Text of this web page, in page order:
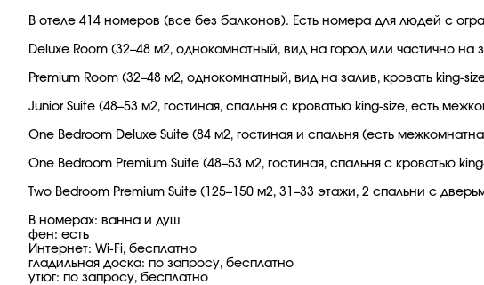
В отеле 414 номеров (все без балконов). Есть номера для людей с
Deluxe Room (32–48 м2, однокомнатный, вид на город или частично на
Premium Room (32–48 м2, однокомнатный, вид на залив, кровать king-
Junior Suite (48–53 м2, гостиная, спальня с кроватью king-size, есть
One Bedroom Deluxe Suite (84 м2, гостиная и спальня (есть
One Bedroom Premium Suite (48–53 м2, гостиная, спальня с кроватью
Two Bedroom Premium Suite (125–150 м2, 31–33 этажи, 2 спальни с
В номерах: ванна и душ
фен: есть
Интернет: Wi-Fi, бесплатно
гладильная доска: по запросу, бесплатно
утюг: по запросу, бесплатно